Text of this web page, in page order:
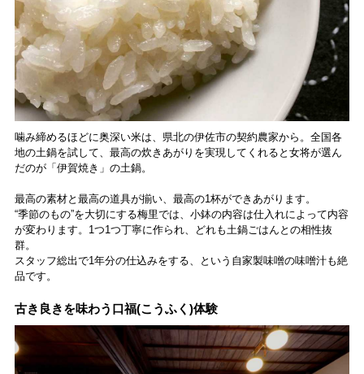
噛み締めるほどに奥深い米は、県北の伊佐市の契約農家から。全国各
地の土鍋を試して、最高の炊きあがりを実現してくれると女将が選ん
だのが「伊賀焼き」の土鍋。
最高の素材と最高の道具が揃い、最高の1杯ができあがります。
“季節のもの”を大切にする梅里では、小鉢の内容は仕入れによって内容
が変わります。1つ1つ丁寧に作られ、どれも土鍋ごはんとの相性抜
群。
スタッフ総出で1年分の仕込みをする、という自家製味噌の味噌汁も絶
品です。
古き良きを味わう口福(こうふく)体験